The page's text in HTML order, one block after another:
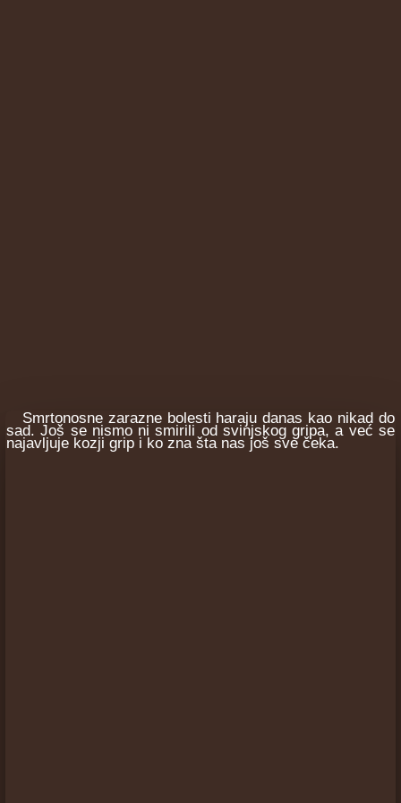
Smrtonosne zarazne bolesti haraju danas kao nikad do
sad. Još se nismo ni smirili od svinjskog gripa, a već se
najavljuje kozji grip i ko zna šta nas još sve čeka.